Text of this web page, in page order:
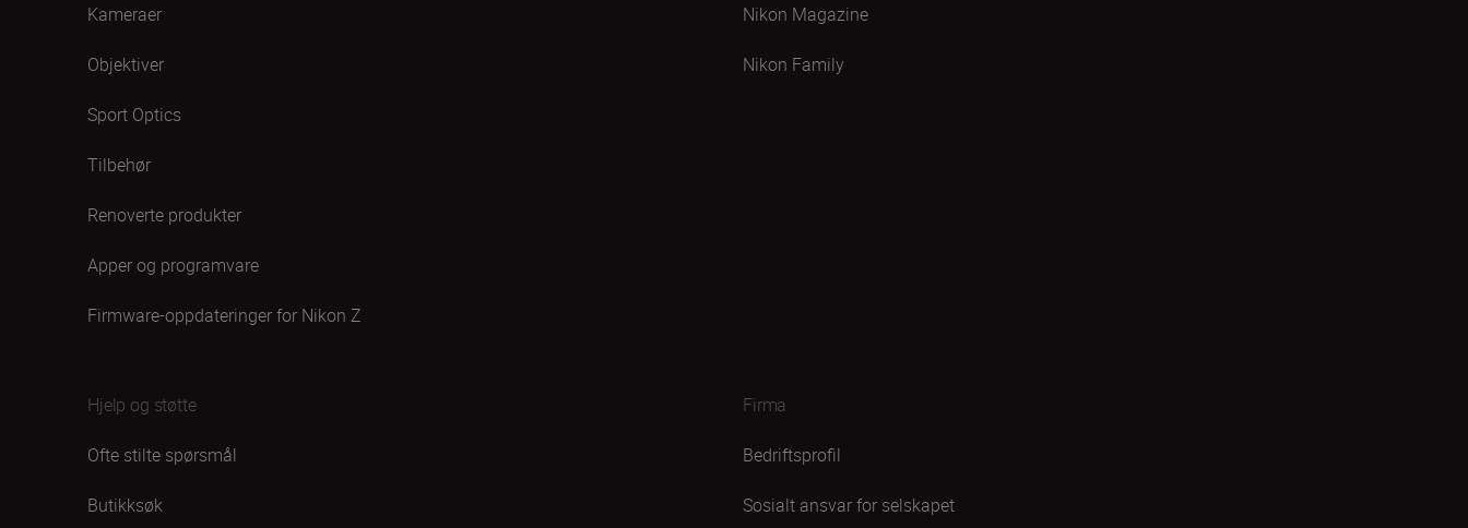
Kameraer
Objektiver
Sport Optics
Tilbehør
Renoverte produkter
Apper og programvare
Firmware-oppdateringer for Nikon Z
Nikon Magazine
Nikon Family
Hjelp og støtte
Ofte stilte spørsmål
Butikksøk
Firma
Bedriftsprofil
Sosialt ansvar for selskapet